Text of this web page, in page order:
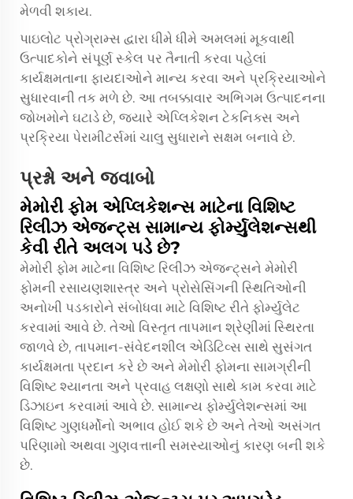
મેળવી શકાય.
પાઇલોટ પ્રોગ્રામ્સ દ્વારા ધીમે ધીમે અમલમાં મૂકવાથી
ઉત્પાદકોને સંપૂર્ણ સ્કેલ પર તૈનાતી કરવા પહેલાં
કાર્યક્ષમતાના ફાયદાઓને માન્ય કરવા અને પ્રક્રિયાઓને
સુધારવાની તક મળે છે. આ તબક્કાવાર અભિગમ ઉત્પાદનના
જોખમોને ઘટાડે છે, જ્યારે એપ્લિકેશન ટેકનિક્સ અને
પ્રક્રિયા પેરામીટર્સમાં ચાલુ સુધારાને સક્ષમ બનાવે છે.
પ્રશ્નો અને જવાબો
મેમોરી ફોમ એપ્લિકેશન્સ માટેના વિશિષ્ટ
રિલીઝ એજન્ટ્સ સામાન્ય ફોર્મ્યુલેશન્સથી
કેવી રીતે અલગ પડે છે?
મેમોરી ફોમ માટેના વિશિષ્ટ રિલીઝ એજન્ટ્સને મેમોરી
ફોમની રસાયણશાસ્ત્ર અને પ્રોસેસિંગની સ્થિતિઓની
અનોખી પડકારોને સંબોધવા માટે વિશિષ્ટ રીતે ફોર્મ્યુલેટ
કરવામાં આવે છે. તેઓ વિસ્તૃત તાપમાન શ્રેણીમાં સ્થિરતા
જાળવે છે, તાપમાન-સંવેદનશીલ એડિટિવ્સ સાથે સુસંગત
કાર્યક્ષમતા પ્રદાન કરે છે અને મેમોરી ફોમના સામગ્રીની
વિશિષ્ટ શ્યાનતા અને પ્રવાહ લક્ષણો સાથે કામ કરવા માટે
ડિઝાઇન કરવામાં આવે છે. સામાન્ય ફોર્મ્યુલેશન્સમાં આ
વિશિષ્ટ ગુણધર્મોનો અભાવ હોઈ શકે છે અને તેઓ અસંગત
પરિણામો અથવા ગુણવત્તાની સમસ્યાઓનું કારણ બની શકે
છે.